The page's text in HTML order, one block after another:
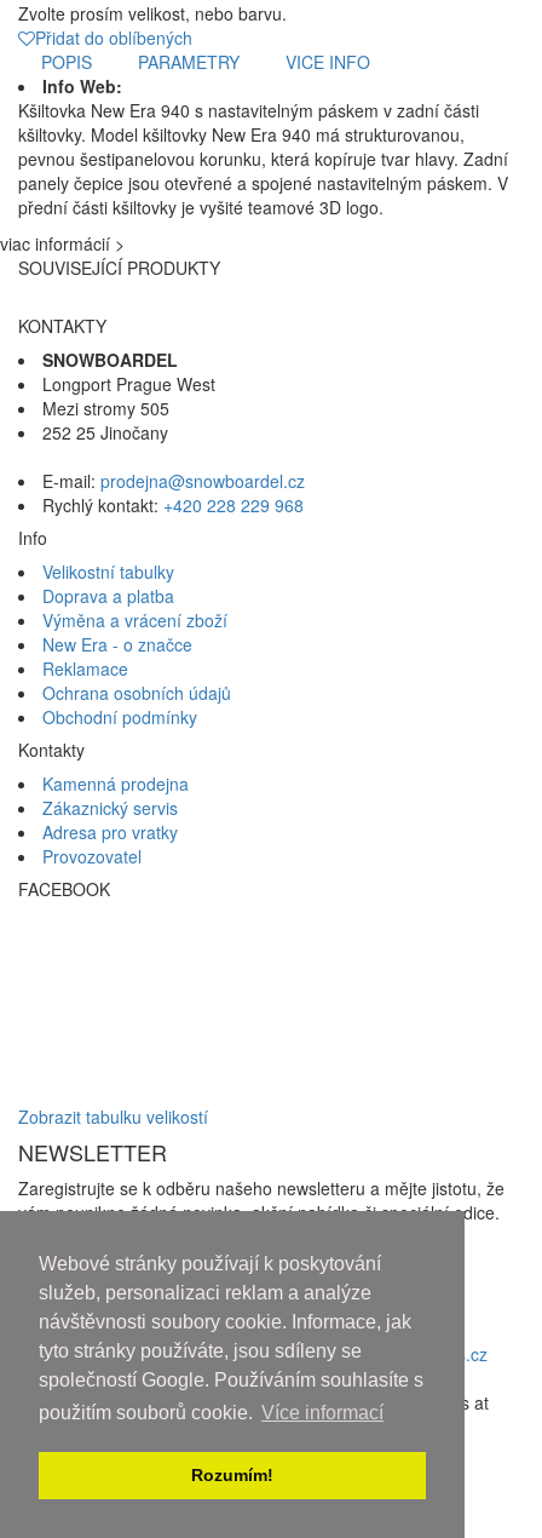
Webové stránky používají k poskytování
služeb, personalizaci reklam a analýze
návštěvnosti soubory cookie. Informace, jak
tyto stránky používáte, jsou sdíleny se
společností Google. Používáním souhlasíte s
použitím souborů cookie. Více informací
Rozumím!
Zvolte prosím velikost, nebo barvu.
Přidat do oblíbených
POPIS
PARAMETRY
VICE INFO
Info Web:
Kšiltovka New Era 940 s nastavitelným páskem v zadní části
kšiltovky. Model kšiltovky New Era 940 má strukturovanou,
pevnou šestipanelovou korunku, která kopíruje tvar hlavy. Zadní
panely čepice jsou otevřené a spojené nastavitelným páskem. V
přední části kšiltovky je vyšité teamové 3D logo.
viac informácií >
SOUVISEJÍCÍ PRODUKTY
KONTAKTY
SNOWBOARDEL
Longport Prague West
Mezi stromy 505
252 25 Jinočany
E-mail: prodejna@snowboardel.cz
Rychlý kontakt: +420 228 229 968
Info
Velikostní tabulky
Doprava a platba
Výměna a vrácení zboží
New Era - o značce
Reklamace
Ochrana osobních údajů
Obchodní podmínky
Kontakty
Kamenná prodejna
Zákaznický servis
Adresa pro vratky
Provozovatel
FACEBOOK
Zobrazit tabulku velikostí
NEWSLETTER
Zaregistrujte se k odběru našeho newsletteru a mějte jistotu, že
vám neunikne žádná novinka, akční nabídka či speciální edice.
newsletterů a sezpracováním osobních údajů
Odhlásit odběr
Copyright © 2010-2018 An systems, s.r.o.
Nahoru
Discover the latest movies and high-quality streaming options at
sflix.com.